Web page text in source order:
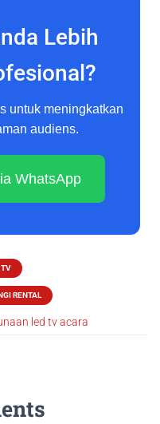
Lebih
untuk meningkatkan
audiens.
WhatsApp
TV
RENTAL
led tv acara